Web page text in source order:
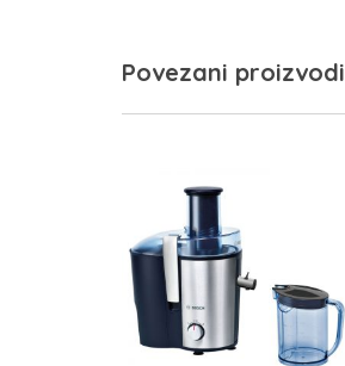
Povezani proizvodi